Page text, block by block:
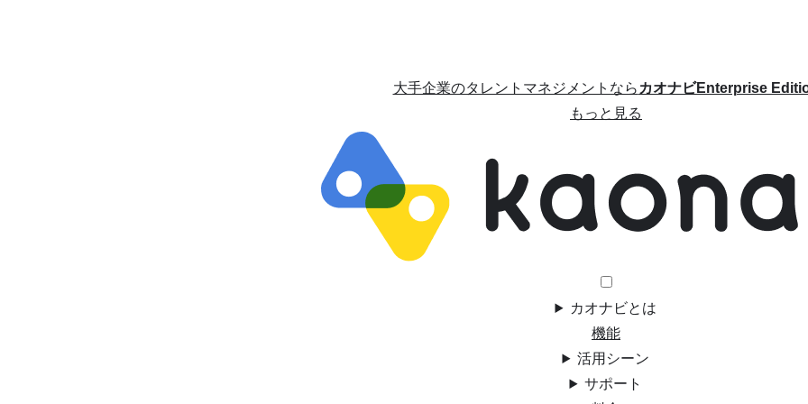
大手企業のタレントマネジメントならカオナビEnterprise
もっと見る
カオナビとは
機能
活用シーン
サポート